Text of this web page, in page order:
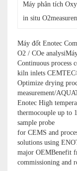
Máy phân tích
in situ
Máy đốt Enotec
O2 / COe
Continuous process
kiln inlets
Optimize drying
measurement/
Enotec High
thermocouple up to
sample probe
for CEMS and
solutions using
major OEMBenefit
commissioning and